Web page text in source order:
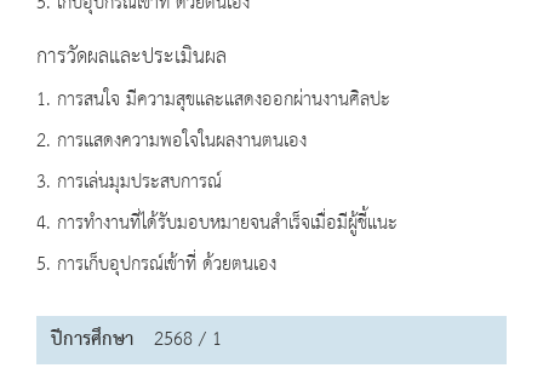
การวัดผลและประเมินผล
1. การสนใจ มีความสุขและแสดงออกผ่านงานศิลปะ
2. การแสดงความพอใจในผลงานตนเอง
3. การเล่นมุมประสบการณ์
4. การทำงานที่ได้รับมอบหมายจนสำเร็จเมื่อมีผู้ชี้แนะ
5. การเก็บอุปกรณ์เข้าที่ ด้วยตนเอง
ปีการศึกษา 2568 / 1